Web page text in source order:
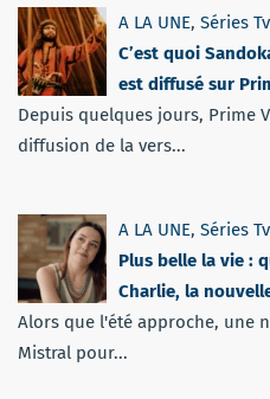
A LA UNE, Séries Tv
C’est quoi
est diffusé sur
Depuis quelques jours, Prime
diffusion de la vers...
A LA UNE, Séries Tv
Plus belle la vie :
Charlie, la
Alors que l'été approche, une
Mistral pour...